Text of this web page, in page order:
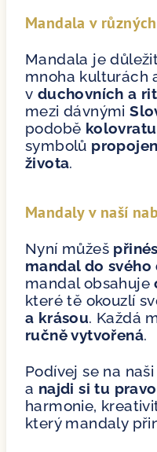
Mandala v
Mandala je
mnoha kulturách
v duchovních a
mezi dávnými
podobě kolovratu
symbolů
života.
Mandaly v naší
Nyní můžeš
mandal do svého
mandal obsahuje
které tě okouzlí
a krásou. Každá
ručně vytvořená.
Podívej se na
a najdi si tu
harmonie,
který mandaly